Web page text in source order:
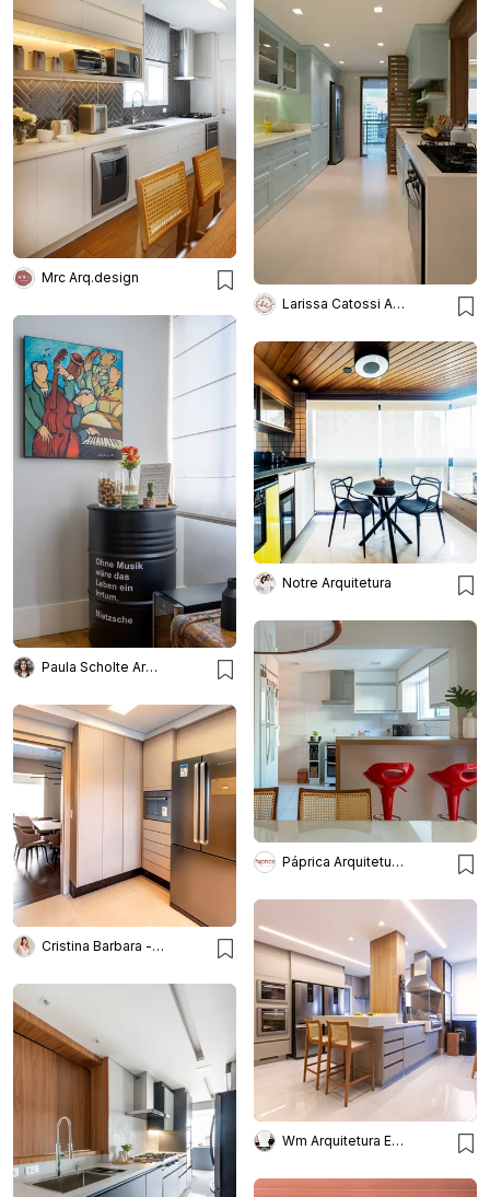
Mrc Arq.design
Larissa Catossi Arquiteta
Paula Scholte Arquitetura
Notre Arquitetura
Páprica Arquitetura e Interiores
Cristina Barbara - Barbara e Purchio
Wm Arquitetura E Interiores